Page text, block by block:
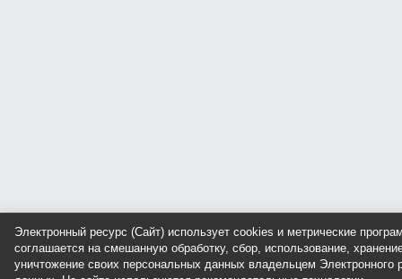
Электронный ресурс (Сайт) использует cookies и метрические
соглашается на смешанную обработку, сбор, использование,
уничтожение своих персональных данных владельцем Электронного